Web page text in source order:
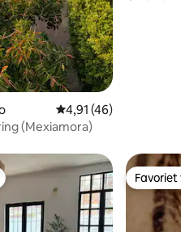
Gemiddelde
4,91 (46)
(Mexiamora)